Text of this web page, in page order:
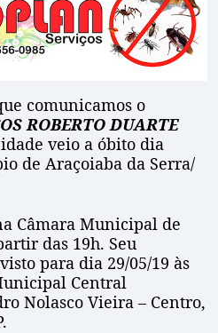
comunicamos o
ROBERTO DUARTE
veio a óbito dia
de Araçoiaba da Serra/
Câmara Municipal de
das 19h. Seu
para dia 29/05/19 às
Central
Nolasco Vieira – Centro,